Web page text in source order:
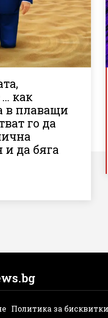
как
в плаващи
го да
и да бяга
Политика за бисквитки